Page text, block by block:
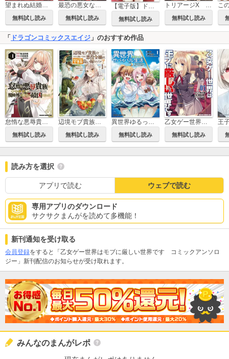
望まれぬ結婚をした令嬢だけど、離縁して幸せになりますアンソロジー
無料試し読み
最恐の悪女なので、どうぞお構いなくアンソロジー
無料試し読み 無料試し読み 無料試し読み
「 ドラゴンコミックスエイジ 」のおすすめ作品
怠惰な悪辱貴族に転生した俺、シナリオをぶっ壊したら規格外の魔力で最凶になった
無料試し読み
辺境モブ貴族のウチに嫁いできた悪役令嬢が、めちゃくちゃできる良い嫁なんだが？
無料試し読み
異世界ゆるっとサバイバル生活～学校の皆と異世界の無人島に転移したけど俺だけ楽勝です～
無料試し読み
乙女ゲー世界はモブに厳しい世界です
無料試し読み
王
読み方を選択
アプリで読む ウェブで読む
専用アプリのダウンロード
サクサクまんがを読めて多機能！
新刊通知を受け取る
会員登録をすると「乙女ゲー世界はモブに厳しい世界です コミックアンソロ
ジー」新刊配信のお知らせが受け取れます。
みんなのまんがレポ